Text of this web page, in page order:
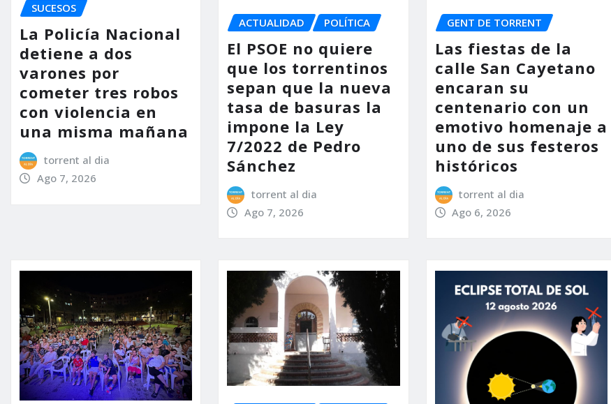
SUCESOS
La Policía Nacional
detiene a dos
varones por
cometer tres robos
con violencia en
una misma mañana
torrent al dia
Ago 7, 2026
ACTUALIDAD POLÍTICA
El PSOE no quiere
que los torrentinos
sepan que la nueva
tasa de basuras la
impone la Ley
7/2022 de Pedro
Sánchez
torrent al dia
Ago 7, 2026
GENT DE TORRENT
Las fiestas de la
calle San Cayetano
encaran su
centenario con un
emotivo homenaje a
uno de sus festeros
históricos
torrent al dia
Ago 6, 2026